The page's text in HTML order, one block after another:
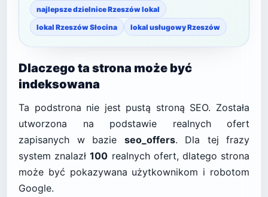
najlepsze dzielnice Rzeszów lokal
lokal Rzeszów Słocina
lokal usługowy Rzeszów
Dlaczego ta strona może być
indeksowana
Ta podstrona nie jest pustą stroną SEO. Została
utworzona na podstawie realnych ofert
zapisanych w bazie seo_offers. Dla tej frazy
system znalazł100 realnych ofert, dlatego strona
może być pokazywana użytkownikom i robotom
Google.